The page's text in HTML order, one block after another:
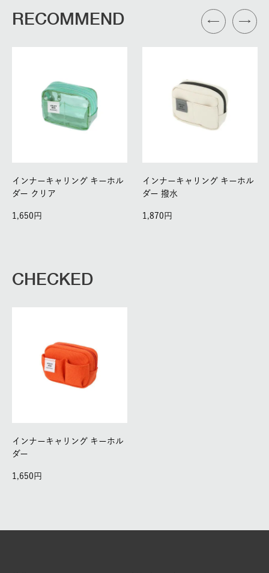
RECOMMEND
インナーキャリング キーホル
ダー クリア
1,650
インナーキャリング キーホル
ダー 撥水
1,870
CHECKED
インナーキャリング キーホル
ダー
1,650